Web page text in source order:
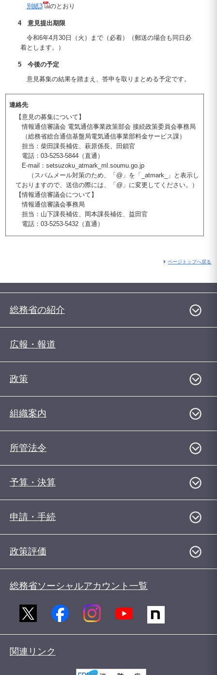
別紙3 のとおり
4 意見提出期限
令和6年4月30日（火）まで（必着）（郵送の場合も同日必
着とします。）
5 今後の予定
意見募集の結果を踏まえ、答申を取りまとめる予定です。
連絡先
【意見の募集について】
情報通信審議会 電気通信事業政策部会 接続政策委員会事務局
（総務省総合通信基盤局電気通信事業部料金サービス課）
担当：柴田課長補佐、萩原係長、田鎖官
電話：03-5253-5844（直通）
E-mail：setsuzoku_atmark_ml.soumu.go.jp
（スパムメール対策のため、「@」を「_atmark_」と表示し
ておりますので、送信の際には、「@」に変更してください。）
【情報通信審議会について】
情報通信審議会事務局
担当：山下課長補佐、岡本課長補佐、益田官
電話：03-5253-5432（直通）
ページトップへ戻る
総務省の紹介
広報・報道
政策
組織案内
所管法令
予算・決算
申請・手続
政策評価
総務省ソーシャルアカウント一覧
関連リンク